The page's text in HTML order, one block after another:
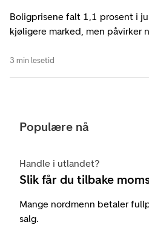
Boligprisene falt 1,1 prosent i
kjøligere marked, men påvirker
3 min lesetid
Populære nå
Handle i utlandet?
Slik får du tilbake
Mange nordmenn betaler
salg.